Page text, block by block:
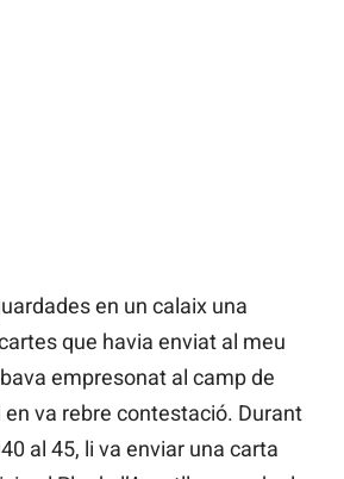
en un calaix una
que havia enviat al meu
empresonat al camp de
va rebre contestació. Durant
al 45, li va enviar una carta